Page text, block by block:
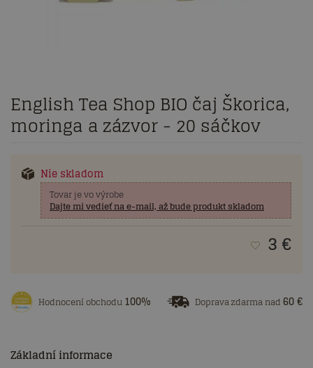
English Tea Shop BIO čaj Škorica,
moringa a zázvor - 20 sáčkov
Nie skladom
Tovar je vo výrobe
Dajte mi vedieť na e-mail, až bude produkt skladom
3€
Hodnocení obchodu100% Doprava zdarma nad60 €
Základní informace